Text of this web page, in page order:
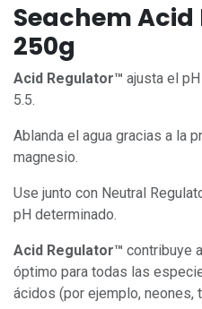
Seachem
250g
Acid Regulator™ ajusta el
5.5.
Ablanda el agua gracias a la
magnesio.
Use junto con Neutral
pH determinado.
Acid Regulator™ contribuye
óptimo para todas las
ácidos (por ejemplo, neones,